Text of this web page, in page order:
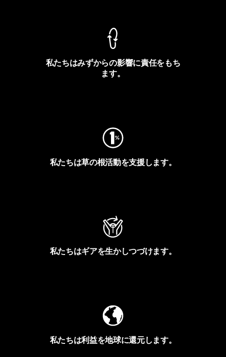
私たちはみずからの影響に責任をもち
ます。
私たちは草の根活動を支援します。
私たちはギアを生かしつづけます。
私たちは利益を地球に還元します。